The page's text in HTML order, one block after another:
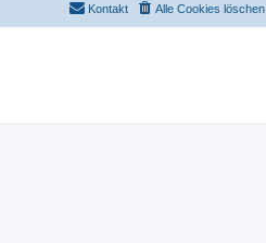
Alle Cookies löschen
Kontakt